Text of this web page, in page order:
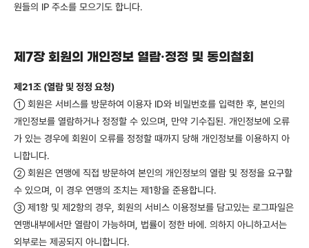
원들의 IP 주소를 모으기도 합니다.
제7장 회원의 개인정보 열람·정정 및 동의철회
제21조 (열람 및 정정 요청)
①회원은 서비스를 방문하여 이용자 ID와 비밀번호를 입력한 후, 본인의
개인정보를 열람하거나 정정할 수 있으며, 만약 기수집된. 개인정보에 오류
가 있는 경우에 회원이 오류를 정정할 때까지 당해 개인정보를 이용하지 아
니합니다.
②회원은 연맹에 직접 방문하여 본인의 개인정보의 열람 및 정정을 요구할
수 있으며, 이 경우 연맹의 조치는 제1항을 준용합니다.
③제1항 및 제2항의 경우, 회원의 서비스 이용정보를 담고있는 로그파일은
연맹내부에서만 열람이 가능하며, 법률이 정한 바에. 의하지 아니하고서는
외부로는 제공되지 아니합니다.